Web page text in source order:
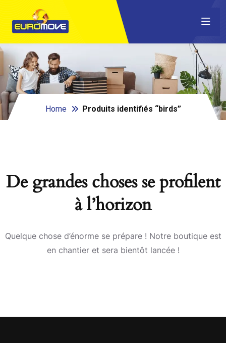
Home Produits identifiés “birds”
De grandes choses se profilent
à l’horizon
Quelque chose d’énorme se prépare ! Notre boutique est
en chantier et sera bientôt lancée !